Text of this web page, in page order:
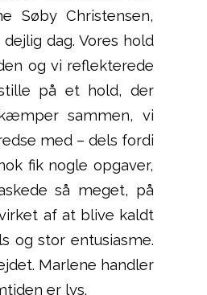
Søby Christensen,
dag. Vores hold
og vi reflekterede
på et hold, der
sammen, vi
med – dels fordi
fik nogle opgaver,
så meget, på
af at blive kaldt
og stor entusiasme.
Marlene handler
er lys.